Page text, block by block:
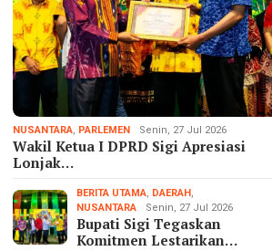
NUSANTARA, PARLEMEN Senin, 27 Jul 2026
Wakil Ketua I DPRD Sigi Apresiasi
Lonjak…
BERITA UTAMA, DAERAH ,
NUSANTARA
Senin, 27 Jul 2026
Bupati Sigi Tegaskan
Komitmen Lestarikan…